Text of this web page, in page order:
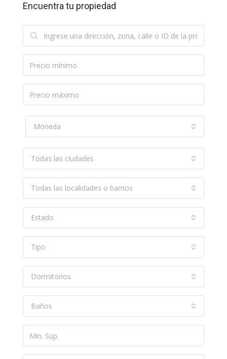
Encuentra tu propiedad
Moneda
Todas las ciudades
Todas las localidades o barrios
Estado
Tipo
Dormitorios
Baños